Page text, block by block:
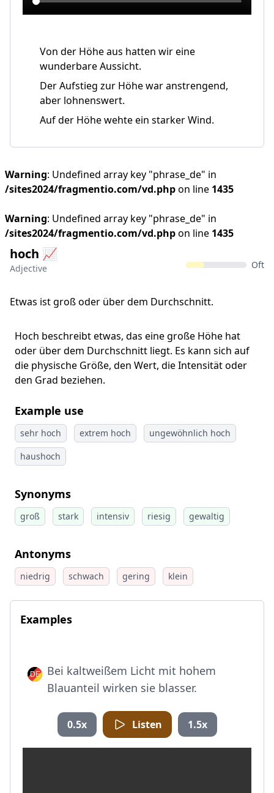
Von der Höhe aus hatten wir eine
wunderbare Aussicht.
Der Aufstieg zur Höhe war anstrengend,
aber lohnenswert.
Auf der Höhe wehte ein starker Wind.
Warning: Undefined array key "phrase_de" in
/sites2024/fragmentio.com/vd.phpon line 1435
Warning: Undefined array key "phrase_de" in
/sites2024/fragmentio.com/vd.phpon line 1435
hoch 📈
Adjective Oft
Etwas ist groß oder über dem Durchschnitt.
Hoch beschreibt etwas, das eine große Höhe hat
oder über dem Durchschnitt liegt. Es kann sich auf
die physische Größe, den Wert, die Intensität oder
den Grad beziehen.
Example use
sehr hoch extrem hoch
ungewöhnlich hoch
haushoch
Synonyms
groß stark intensiv riesig gewaltig
Antonyms
niedrig schwach gering klein
Examples
Bei kaltweißem Licht mit hohem
Blauanteil wirken sie blasser.
0.5x Listen 1.5x